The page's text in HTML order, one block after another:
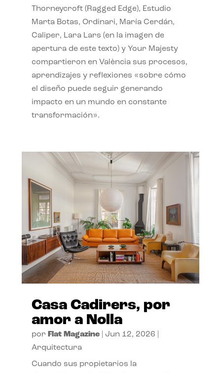
Thorneycroft (Ragged Edge), Estudio
Marta Botas, Ordinari, María Cerdán,
Caliper, Lara Lars (en la imagen de
apertura de este texto) y Your Majesty
compartieron en València sus procesos,
aprendizajes y reflexiones «sobre cómo
el diseño puede seguir generando
impacto en un mundo en constante
transformación».
Casa Cadirers, por
amor a Nolla
por Flat Magazine| Jun 12, 2026
Arquitectura
Cuando sus propietarios la